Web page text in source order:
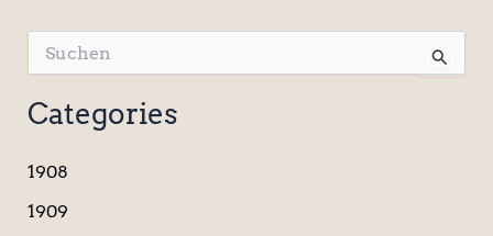
u
c
h
n
a
Categories
1908
1909